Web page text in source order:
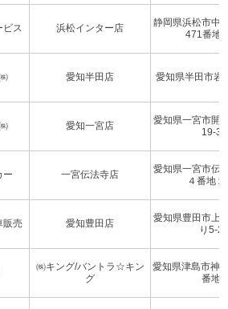
ビス 浜松インター店
静岡県浜松市中
471番地
愛知半田店 愛知県半田市岩
愛知一宮店
愛知県一宮市開
19-3
ー 一宮伝法寺店
愛知県一宮市伝
４番地１
販売 愛知豊田店
愛知県豊田市上
り5-2
㈱キング/バントラ☆キン
グ
愛知県津島市神
番地